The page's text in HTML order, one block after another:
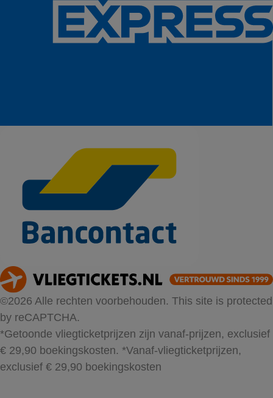
©2026 Alle rechten voorbehouden. This site is protected
by reCAPTCHA.
*Getoonde vliegticketprijzen zijn vanaf-prijzen, exclusief
€ 29,90 boekingskosten. *Vanaf-vliegticketprijzen,
exclusief € 29,90 boekingskosten